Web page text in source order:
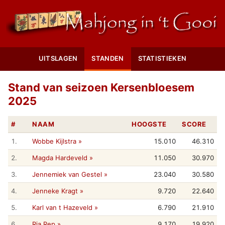
UITSLAGEN STANDEN STATISTIEKEN
Stand van seizoen Kersenbloesem
2025
# NAAM HOOGSTE SCORE
1. Wobbe Kijlstra » 15.010 46.310
2. Magda Hardeveld » 11.050 30.970
3. Jennemiek van Gestel » 23.040 30.580
4. Jenneke Kragt » 9.720 22.640
5. Karl van t Hazeveld » 6.790 21.910